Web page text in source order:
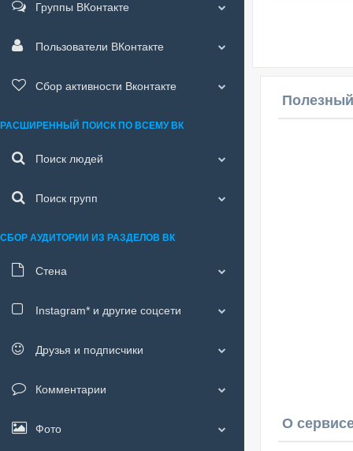
О
Группы ВКонтакте
Пользователи ВКонтакте
Сбор активности Вконтакте
РАСШИРЕННЫЙ ПОИСК ПО ВСЕМУ ВК
Поиск людей
Поиск групп
СБОР АУДИТОРИИ ИЗ РАЗДЕЛОВ ВК
Стена
Instagram* и другие соцсети
Друзья и подписчики
Комментарии
Фото